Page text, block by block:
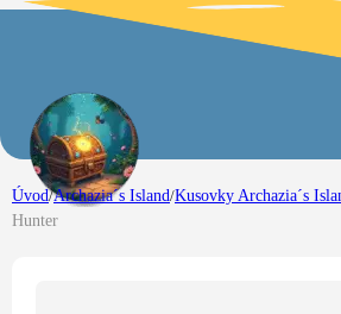
Úvod/Archazia´s Island/Kusovky Archazia´s
Hunter